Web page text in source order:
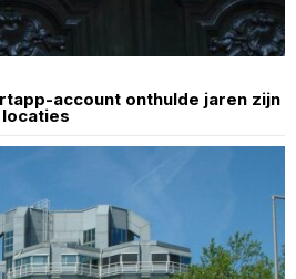
account onthulde jaren zijn